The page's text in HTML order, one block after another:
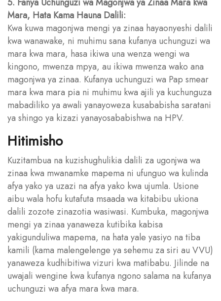
Mara, Hata Kama Hauna Dalili:
Kwa kuwa magonjwa mengi ya zinaa hayaonyeshi dalili
kwa wanawake, ni muhimu sana kufanya uchunguzi wa
mara kwa mara, hasa ikiwa una wenza wengi wa
kingono, mwenza mpya, au ikiwa mwenza wako ana
magonjwa ya zinaa. Kufanya uchunguzi wa Pap smear
mara kwa mara pia ni muhimu kwa ajili ya kuchunguza
mabadiliko ya awali yanayoweza kusababisha saratani
ya shingo ya kizazi yanayosababishwa na HPV.
Hitimisho
Kuzitambua na kuzishughulikia dalili za ugonjwa wa
zinaa kwa mwanamke mapema ni ufunguo wa kulinda
afya yako ya uzazi na afya yako kwa ujumla. Usione
aibu wala hofu kutafuta msaada wa kitabibu ukiona
dalili zozote zinazotia wasiwasi. Kumbuka, magonjwa
mengi ya zinaa yanaweza kutibika kabisa
yakigunduliwa mapema, na hata yale yasiyo na tiba
kamili (kama malengelenge ya sehemu za siri au VVU)
yanaweza kudhibitiwa vizuri kwa matibabu. Jilinde na
uwajali wengine kwa kufanya ngono salama na kufanya
uchunguzi wa afya mara kwa mara.